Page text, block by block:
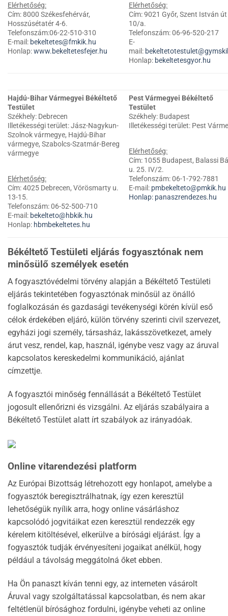
Elérhetőség:
Cím: 8000 Székesfehérvár,
Hosszúsétatér 4-6.
Telefonszám:06-22-510-310
E-mail: bekeltetes@fmkik.hu
Honlap:www.bekeltetesfejer.hu
Elérhetőség:
Cím: 9021 Győr, Szent István út
10/a.
Telefonszám: 06-96-520-217
E-
mail:
Honlap: bekeltetesgyor.hu
Hajdú-Bihar Vármegyei Békéltető
Testület
Székhely: Debrecen
Illetékességi terület: Jász-Nagykun-
Szolnok vármegye, Hajdú-Bihar
vármegye, Szabolcs-Szatmár-Bereg
vármegye
Elérhetőség:
Cím: 4025 Debrecen, Vörösmarty u.
13-15.
Telefonszám: 06-52-500-710
E-mail: bekelteto@hbkik.hu
Honlap: hbmbekeltetes.hu
Pest Vármegyei Békéltető
Testület
Székhely: Budapest
Illetékességi terület: Pest
Elérhetőség:
Cím: 1055 Budapest, Balassi
u. 25. IV/2.
Telefonszám: 06-1-792-7881
E-mail: pmbekelteto@pmkik.hu
Honlap: panaszrendezes.hu
Békéltető Testületi eljárás fogyasztónak nem
minősülő személyek esetén
A fogyasztóvédelmi törvény alapján a Békéltető Testületi
eljárás tekintetében fogyasztónak minősül az önálló
foglalkozásán és gazdasági tevékenységi körén kívül eső
célok érdekében eljáró, külön törvény szerinti civil szervezet,
egyházi jogi személy, társasház, lakásszövetkezet, amely
árut vesz, rendel, kap, használ, igénybe vesz vagy az áruval
kapcsolatos kereskedelmi kommunikáció, ajánlat
címzettje.
A fogyasztói minőség fennállását a Békéltető Testület
jogosult ellenőrizni és vizsgálni. Az eljárás szabályaira a
Békéltető Testület alatt írt szabályok az irányadóak.
Online vitarendezési platform
Az Európai Bizottság létrehozott egy honlapot, amelybe a
fogyasztók beregisztrálhatnak, így ezen keresztül
lehetőségük nyílik arra, hogy online vásárláshoz
kapcsolódó jogvitáikat ezen keresztül rendezzék egy
kérelem kitöltésével, elkerülve a bírósági eljárást. Így a
fogyasztók tudják érvényesíteni jogaikat anélkül, hogy
például a távolság meggátolná őket ebben.
Ha Ön panaszt kíván tenni egy, az interneten vásárolt
Áruval vagy szolgáltatással kapcsolatban, és nem akar
feltétlenül bírósághoz fordulni, igénybe veheti az online